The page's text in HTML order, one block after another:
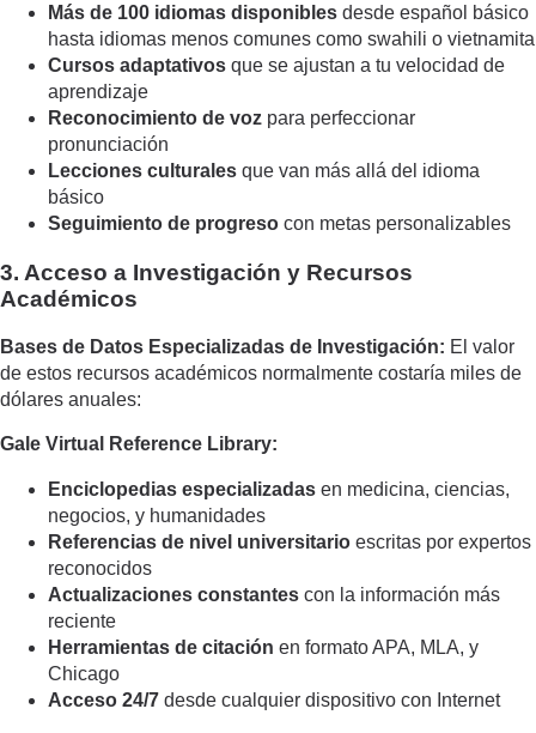
Más de 100 idiomas disponibles desde español básico
hasta idiomas menos comunes como swahili o vietnamita
Cursos adaptativos que se ajustan a tu velocidad de
aprendizaje
Reconocimiento de voz para perfeccionar
pronunciación
Lecciones culturales que van más allá del idioma
básico
Seguimiento de progreso con metas personalizables
3. Acceso a Investigación y Recursos
Académicos
Bases de Datos Especializadas de Investigación: El valor
de estos recursos académicos normalmente costaría miles de
dólares anuales:
Gale Virtual Reference Library:
Enciclopedias especializadas en medicina, ciencias,
negocios, y humanidades
Referencias de nivel universitario escritas por expertos
reconocidos
Actualizaciones constantes con la información más
reciente
Herramientas de citación en formato APA, MLA, y
Chicago
Acceso 24/7 desde cualquier dispositivo con Internet